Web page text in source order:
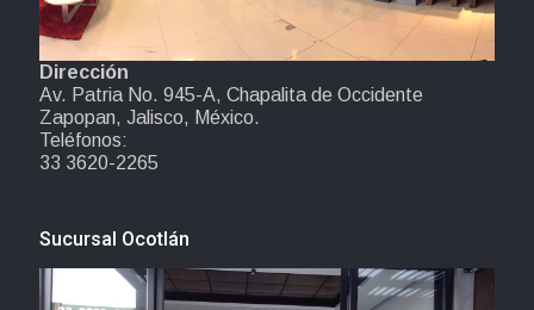
Dirección
Av. Patria No. 945-A, Chapalita de Occidente
Zapopan, Jalisco, México.
Teléfonos:
33 3620-2265
Sucursal Ocotlán